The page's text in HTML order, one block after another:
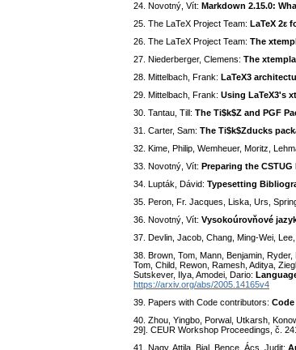
24. Novotný, Vít: Markdown 2.15.0:
25. The LaTeX Project Team: LaTeX 2ε
26. The LaTeX Project Team: The
27. Niederberger, Clemens: The
28. Mittelbach, Frank: LaTeX3
29. Mittelbach, Frank: Using LaTeX3's
30. Tantau, Till: The Ti$k$Z and PGF
31. Carter, Sam: The Ti$k$Zducks
32. Kime, Philip, Wemheuer, Moritz,
33. Novotný, Vít: Preparing the
34. Lupták, Dávid: Typesetting
35. Peron, Fr. Jacques, Liska, Urs,
36. Novotný, Vít: Vysokoúrovňové
37. Devlin, Jacob, Chang, Ming-Wei,
38. Brown, Tom, Mann, Benjamin,
Tom, Child, Rewon, Ramesh, Aditya,
Sutskever, Ilya, Amodei, Dario:
https://arxiv.org/abs/2005.14165v4
39. Papers with Code contributors:
40. Zhou, Yingbo, Porwal, Utkarsh,
29]. CEUR Workshop Proceedings, č.
41. Nagy, Attila, Bial, Bence, Ács, Judit: